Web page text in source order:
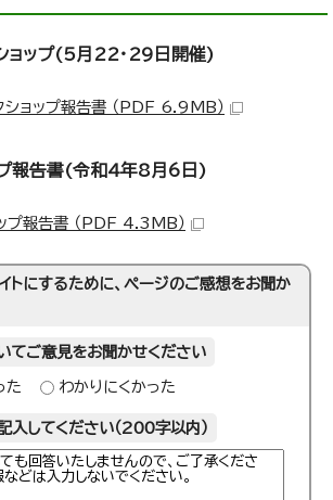
ョップ(5月22・29日開催)
ショップ報告書 （PDF 6.9MB）
プ報告書(令和4年8月6日)
プ報告書 （PDF 4.3MB）
トにするために、ページのご感想をお聞か
てご意見をお聞かせください
た わかりにくかった
入してください（200字以内）